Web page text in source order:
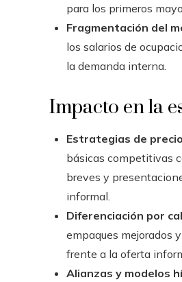
para los primeros
Fragmentación del
los salarios de
la demanda interna.
Impacto en la
Estrategias de
básicas competitivas
breves y
informal.
Diferenciación por
empaques mejorados
frente a la oferta
Alianzas y modelos